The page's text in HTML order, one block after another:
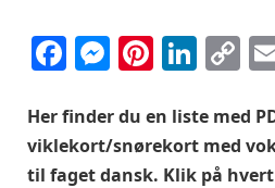
Facebook
Her finder du en liste med
viklekort/snørekort med
til faget dansk. Klik på